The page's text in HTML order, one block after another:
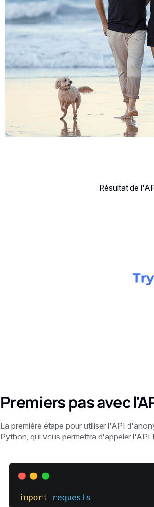
Résultat de
Premiers pas avec
La première étape pour utiliser l'API
Python, qui vous permettra d'appeler l'API